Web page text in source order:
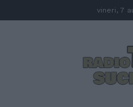
vineri, 7